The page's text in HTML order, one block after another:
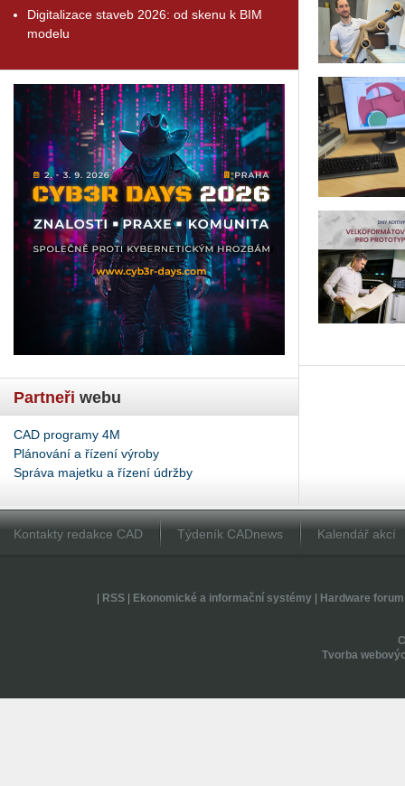
Digitalizace staveb 2026: od skenu k BIM
modelu
Partneři webu
CAD programy 4M
Plánování a řízení výroby
Správa majetku a řízení údržby
Kontakty redakce CAD Týdeník CADnews Kalendář akcí
RSS| Ekonomické a informační systémy| Hardware forum
Tvorba